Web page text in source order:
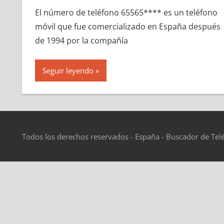
El número dе teléfono 65565**** es un teléfono
móvil quе fue comercializado en España después
dе 1994 pοr la compañía
Seguir leyendo
Todos los derechos reservados - España - Buscador de